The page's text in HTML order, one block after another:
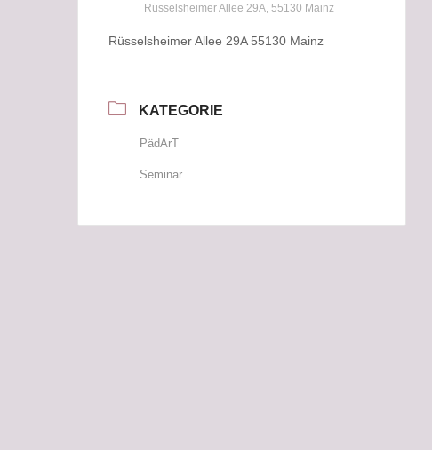
Rüsselsheimer Allee 29A, 55130 Mainz
Rüsselsheimer Allee 29A 55130 Mainz
KATEGORIE
PädArT
Seminar